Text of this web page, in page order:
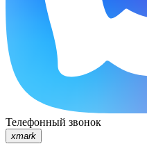
Телефонный звонок
xmark